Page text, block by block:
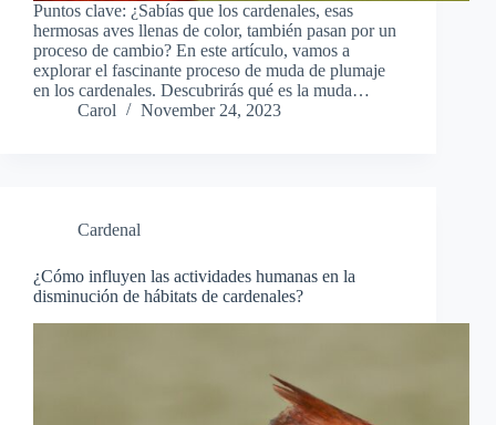
Puntos clave: ¿Sabías que los cardenales, esas
hermosas aves llenas de color, también pasan por un
proceso de cambio? En este artículo, vamos a
explorar el fascinante proceso de muda de plumaje
en los cardenales. Descubrirás qué es la muda…
Carol
November 24, 2023
Cardenal
¿Cómo influyen las actividades humanas en la
disminución de hábitats de cardenales?